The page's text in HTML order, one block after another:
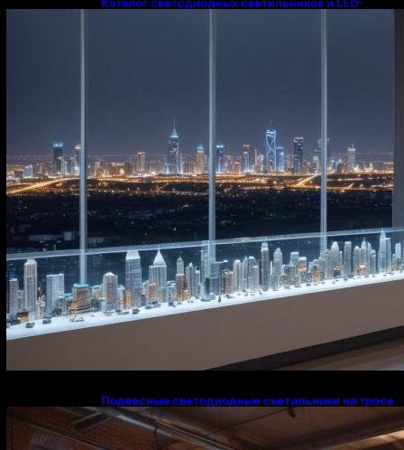
Подвесные светодиодные светильники на тросе